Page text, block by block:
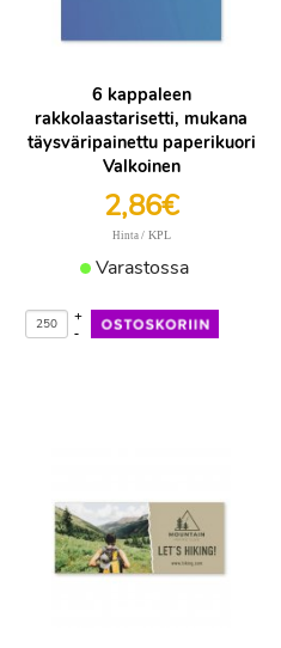
6 kappaleen
rakkolaastarisetti, mukana
täysväripainettu paperikuori
Valkoinen
2,86€
Hinta / KPL
Varastossa
-
+